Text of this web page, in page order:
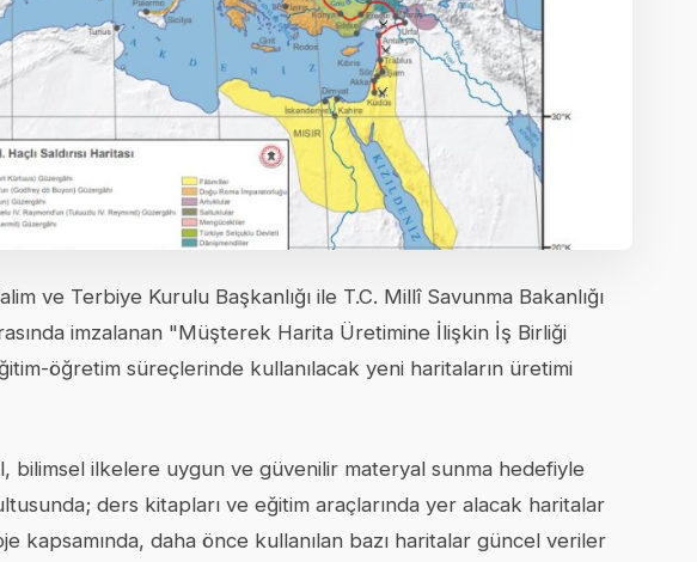
ve Terbiye Kurulu Başkanlığı ile T.C. Millî Savunma Bakanlığı
imzalanan "Müşterek Harita Üretimine İlişkin İş Birliği
öğretim süreçlerinde kullanılacak yeni haritaların üretimi
bilimsel ilkelere uygun ve güvenilir materyal sunma hedefiyle
ders kitapları ve eğitim araçlarında yer alacak haritalar
kapsamında, daha önce kullanılan bazı haritalar güncel veriler